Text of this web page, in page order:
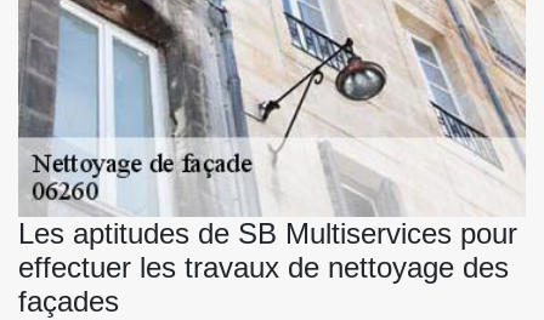
Les aptitudes de SB Multiservices pour
effectuer les travaux de nettoyage des
façades